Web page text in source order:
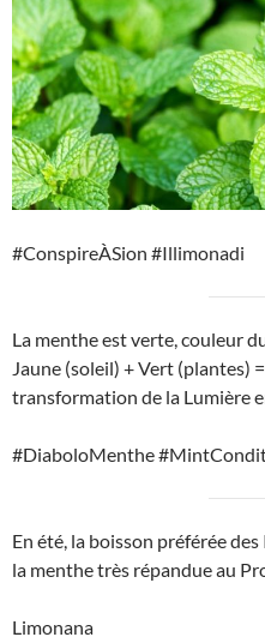
#ConspireÀSion #Illimonadi
La menthe est verte, couleur
Jaune (soleil) + Vert (plantes)
transformation de la Lumière
#DiaboloMenthe
En été, la boisson préférée
la menthe très répandue au
Limonana